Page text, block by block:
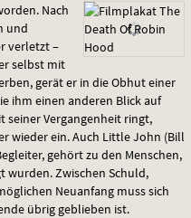
Nach
und
verletzt –
selbst mit
gerät er in die Obhut einer
ihm einen anderen Blick auf
seiner Vergangenheit ringt,
wieder ein. Auch Little John (Bill
gehört zu den Menschen,
wurden. Zwischen Schuld,
Neuanfang muss sich
übrig geblieben ist.